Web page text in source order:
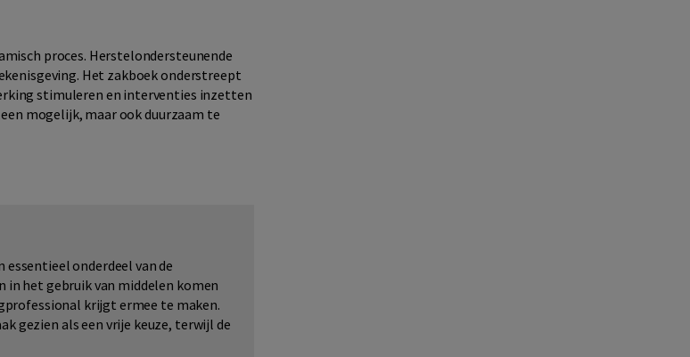
proces. Herstelondersteunende
Het zakboek onderstreept
stimuleren en interventies inzetten
mogelijk, maar ook duurzaam te
essentieel onderdeel van de
in het gebruik van middelen komen
krijgt ermee te maken.
gezien als een vrije keuze, terwijl de